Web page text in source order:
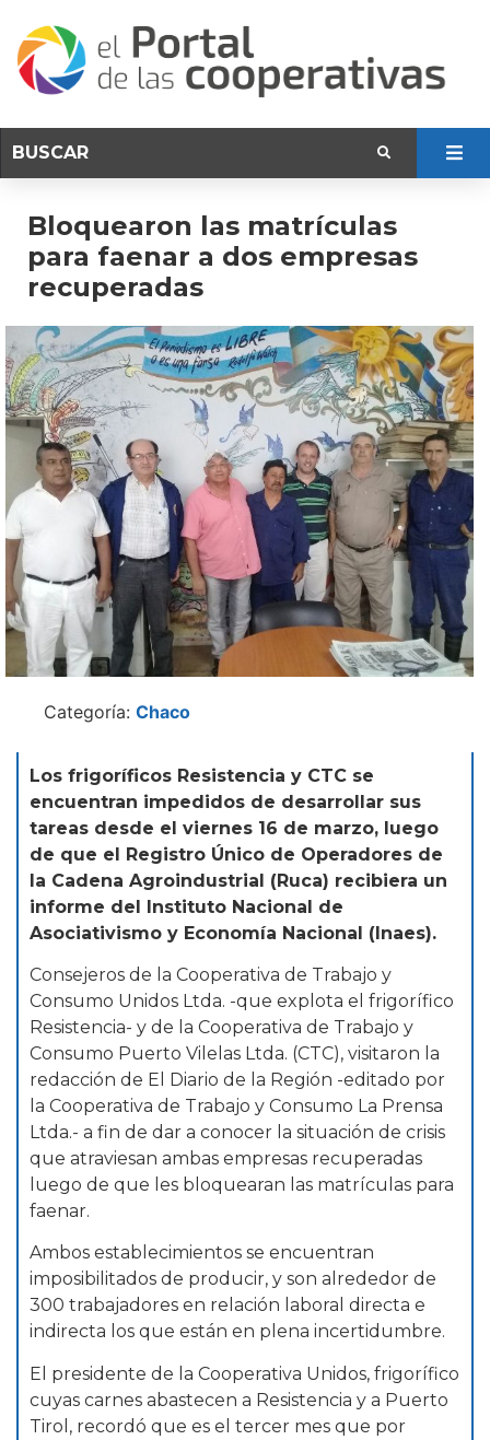
Bloquearon las matrículas
para faenar a dos empresas
recuperadas
Categoría: Chaco
Los frigoríficos Resistencia y CTC se
encuentran impedidos de desarrollar sus
tareas desde el viernes 16 de marzo, luego
de que el Registro Único de Operadores de
la Cadena Agroindustrial (Ruca) recibiera un
informe del Instituto Nacional de
Asociativismo y Economía Nacional (Inaes).
Consejeros de la Cooperativa de Trabajo y
Consumo Unidos Ltda. -que explota el frigorífico
Resistencia- y de la Cooperativa de Trabajo y
Consumo Puerto Vilelas Ltda. (CTC), visitaron la
redacción de El Diario de la Región -editado por
la Cooperativa de Trabajo y Consumo La Prensa
Ltda.- a fin de dar a conocer la situación de crisis
que atraviesan ambas empresas recuperadas
luego de que les bloquearan las matrículas para
faenar.
Ambos establecimientos se encuentran
imposibilitados de producir, y son alrededor de
300 trabajadores en relación laboral directa e
indirecta los que están en plena incertidumbre.
El presidente de la Cooperativa Unidos, frigorífico
cuyas carnes abastecen a Resistencia y a Puerto
Tirol, recordó que es el tercer mes que por